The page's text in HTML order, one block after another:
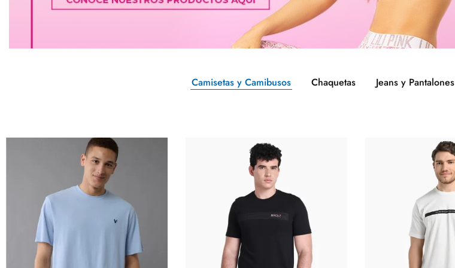
Camisetas y Camibusos Chaquetas Jeans y Pantalones